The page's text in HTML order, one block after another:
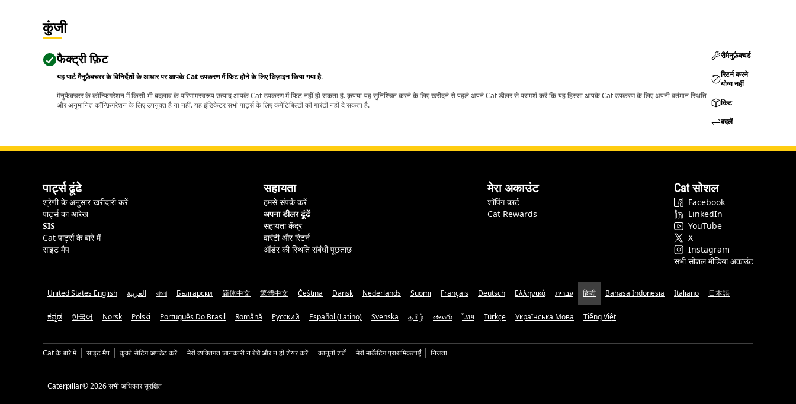
कुंजी
फैक्ट्री फ़िट
यह पार्ट मैनुफ़ैक्चरर के विनिर्देशों के आधार पर आपके Cat उपकरण में फ़िट होने के लिए डिज़ाइन किया गया है.
मैनुफ़ैक्चरर के कॉन्फ़िगरेशन में किसी भी बदलाव के परिणामस्वरूप उत्पाद आपके Cat उपकरण में फ़िट नहीं हो सकता है. कृपया यह सुनिश्चित करने के लिए खरीदने से पहले अपने Cat डीलर से परामर्श करें कि यह हिस्सा आपके Cat उपकरण के लिए अपनी वर्तमान स्थिति
और अनुमानित कॉन्फ़िगरेशन के लिए उपयुक्त है या नहीं. यह इंडिकेटर सभी पार्ट्स के लिए कंपेटिबिल्टी की गारंटी नहीं दे सकता है.
रीमैनुफ़ैक्चर्ड
रिटर्न करने
योग्य नहीं
किट
बदलें
पार्ट्स ढूंढे
श्रेणी के अनुसार खरीदारी करें
पार्ट्स का आरेख
SIS
Cat पार्ट्स के बारे में
साइट मैप
सहायता
हमसे संपर्क करें
अपना डीलर ढूंढें
सहायता केंद्र
वारंटी और रिटर्न
ऑर्डर की स्थिति संबंधी पूछताछ
मेरा अकाउंट
शॉपिंग कार्ट
Cat Rewards
Cat सोशल
Facebook
LinkedIn
YouTube
X
Instagram
सभी सोशल मीडिया अकाउंट
United States English العربية বাংলা Български 简体中文 繁體中文 Čeština Dansk Nederlands Suomi Français Deutsch Ελληνικά עברית हिन्दी Bahasa Indonesia Italiano 日本語
ಕನ್ನಡ 한국어 Norsk Polski Português Do Brasil Română Русский Español (Latino) Svenska தமிழ் తెలుగు ไทย Türkçe Українська Мова Tiếng Việt
Cat के बारे में साइट मैप कुकी सेटिंग अपडेट करें मेरी व्यक्तिगत जानकारी न बेचें और न ही शेयर करें कानूनी शर्तें मेरी मार्केटिंग प्राथमिकताएँ निजता
Caterpillar© 2026 सभी अधिकार सुरक्षित